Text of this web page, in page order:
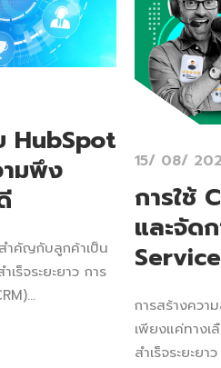
HubSpot
มพึง
ำคัญกับลูกค้าเป็น
ร็จระยะยาว การ
15/ 08/
การใช้
และจัด
Service
การสร้างคว
เพียงแค่ทางเ
สำเร็จระยะย